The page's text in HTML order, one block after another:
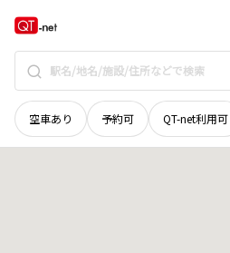
空車あり 予約可 QT-net利用可
奈良県